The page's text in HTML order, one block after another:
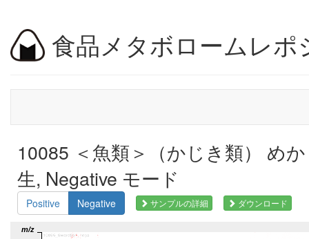
食品メタボロームレポ
10085 ＜魚類＞（かじき類） め
生, Negative モード
Positive Negative サンプルの詳細 ダウンロード
m/z